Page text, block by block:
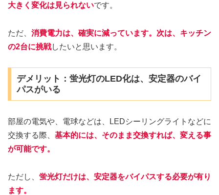
大きく変化は見られないです。
ただ、 消費電力は、 確実に減っています。次は、キッチン
の2台に挑戦したいと思います。
デメリット：蛍光灯のLED化は、安定器のバイ
パスがいる
部屋の電気や、電球などは、LEDシーリングライトなどに
交換する際、 基本的には、そのまま交換すれば、変える事
が可能です。
ただし、 蛍光灯だけは、安定器をバイパスする必要が有り
ます。